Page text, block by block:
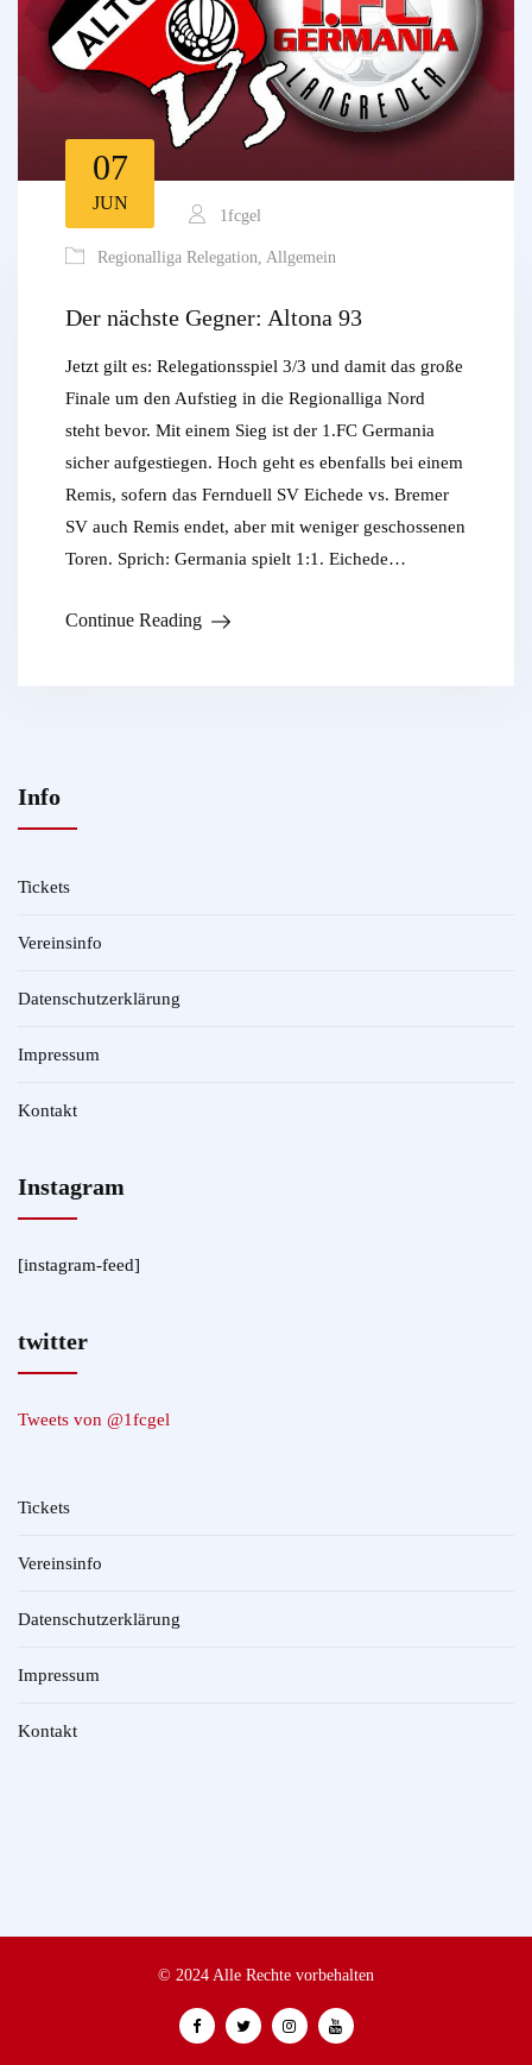
07
JUN
1fcgel
Regionalliga Relegation, Allgemein
Der nächste Gegner: Altona 93
Jetzt gilt es: Relegationsspiel 3/3 und damit das große
Finale um den Aufstieg in die Regionalliga Nord
steht bevor. Mit einem Sieg ist der 1.FC Germania
sicher aufgestiegen. Hoch geht es ebenfalls bei einem
Remis, sofern das Fernduell SV Eichede vs. Bremer
SV auch Remis endet, aber mit weniger geschossenen
Toren. Sprich: Germania spielt 1:1. Eichede…
Continue Reading
Info
Tickets
Vereinsinfo
Datenschutzerklärung
Impressum
Kontakt
Instagram
[instagram-feed]
twitter
Tweets von @1fcgel
Tickets
Vereinsinfo
Datenschutzerklärung
Impressum
Kontakt
© 2024 Alle Rechte vorbehalten